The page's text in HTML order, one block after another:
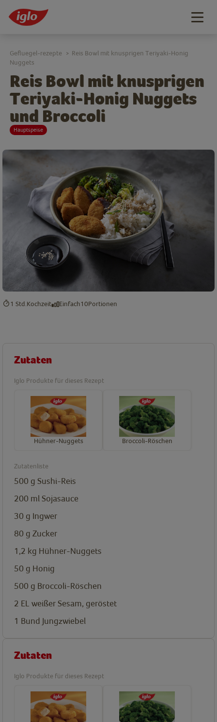
Reis Bowl mit knusprigen
Teriyaki-Honig Nuggets
und Broccoli
Hauptspeise
Gefluegel-rezepte > Reis Bowl mit knusprigen Teriyaki-Honig
Nuggets
1 Std.Kochzeit Einfach10Portionen
Zutaten
Iglo Produkte für dieses Rezept
Hühner-Nuggets Broccoli-Röschen
Zutatenliste
500 g Sushi-Reis
200 ml Sojasauce
30 g Ingwer
80 g Zucker
1,2 kg Hühner-Nuggets
50 g Honig
500 g Broccoli-Röschen
2 EL weißer Sesam, geröstet
1 Bund Jungzwiebel
Zutaten
Iglo Produkte für dieses Rezept